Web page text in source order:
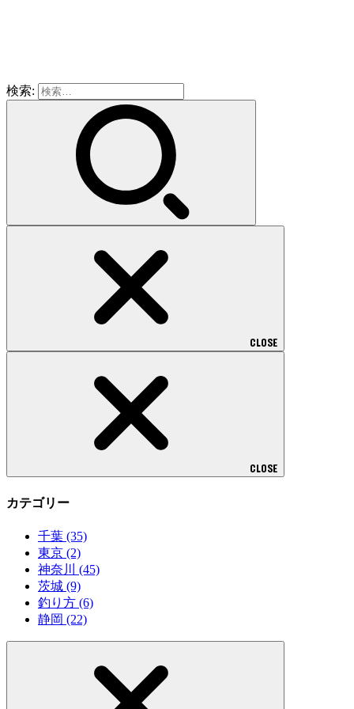
検索:
CLOSE
CLOSE
カテゴリー
千葉 (35)
東京 (2)
神奈川 (45)
茨城 (9)
釣り方 (6)
静岡 (22)